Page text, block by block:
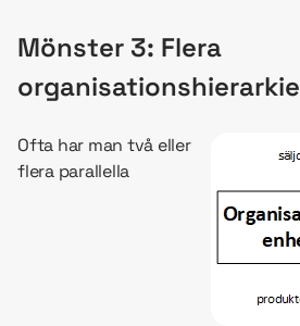
Mönster 3: Flera
Ofta har man två eller
flera parallella